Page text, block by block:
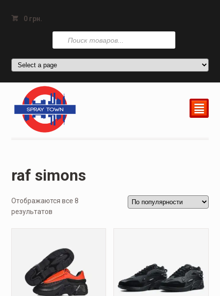
0 грн.
Поиск
товаров
²
raf simons
Отображаются все 8
результатов